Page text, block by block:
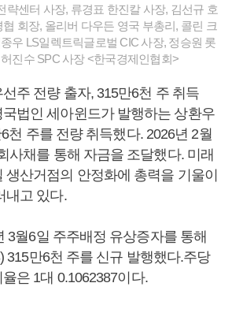
략센터 사장, 류경표 한진칼 사장, 김선규 호
회장, 올리버 다우든 영국 부총리, 콜린 크
우 LS일렉트릭글로벌 CIC 사장, 정승원 롯
진수 SPC 사장 <한국경제인협회>
주 전량 출자, 315만6천 주 취득
법인 세아윈드가 발행하는 상환우
천 주를 전량 취득했다. 2026년 2월
사채를 통해 자금을 조달했다. 미래
생산거점의 안정화에 총력을 기울이
내고 있다.
3월6일 주주배정 유상증자를 통해
315만6천 주를 신규 발행했다.주당
은 1대 0.1062387이다.